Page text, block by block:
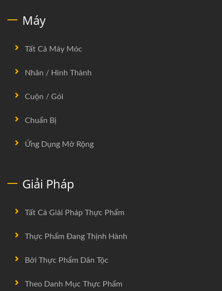
Máy
Tất Cả Máy Móc
Nhân / Hình Thành
Cuộn / Gói
Chuẩn Bị
Ứng Dụng Mở Rộng
Giải Pháp
Tất Cả Giải Pháp Thực Phẩm
Thực Phẩm Đang Thịnh Hành
Bởi Thực Phẩm Dân Tộc
Theo Danh Mục Thực Phẩm